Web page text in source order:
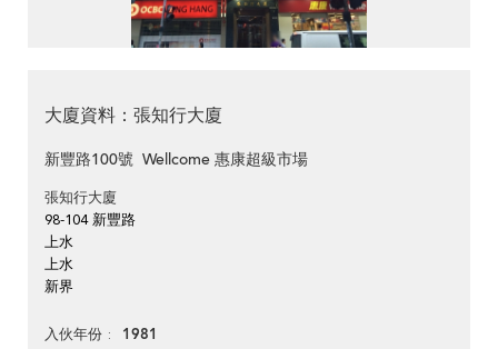
大廈資料：張知行大廈
新豐路100號 Wellcome 惠康超級市場
張知行大廈
98-104 新豐路
上水
上水
新界
入伙年份 1981